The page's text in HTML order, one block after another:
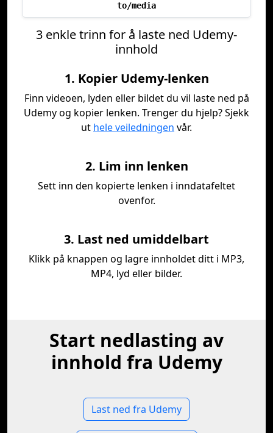
to/media
3 enkle trinn for å laste ned Udemy-
innhold
1. Kopier Udemy-lenken
Finn videoen, lyden eller bildet du vil laste ned på
Udemy og kopier lenken. Trenger du hjelp? Sjekk
ut hele veiledningen vår.
2. Lim inn lenken
Sett inn den kopierte lenken i inndatafeltet
ovenfor.
3. Last ned umiddelbart
Klikk på knappen og lagre innholdet ditt i MP3,
MP4, lyd eller bilder.
Start nedlasting av
innhold fra Udemy
Last ned fra Udemy